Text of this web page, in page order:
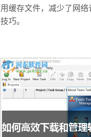
用缓存文件，减少了网
技巧。